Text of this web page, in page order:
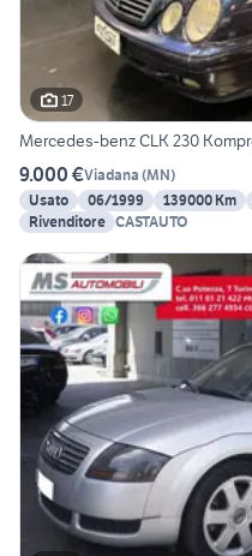
17
Mercedes-benz CLK 230
9.000 €Viadana (MN)
Usato
06/1999 139000 Km
Rivenditore CASTAUTO